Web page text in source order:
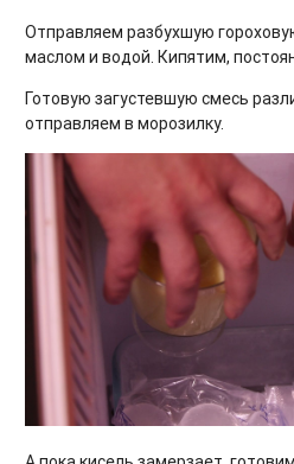
Отправляем разбухшую
маслом и водой. Кипятим,
Готовую загустевшую смесь
отправляем в морозилку.